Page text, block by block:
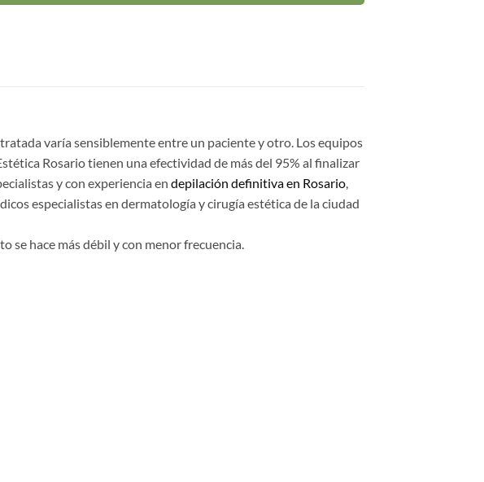
varía sensiblemente entre un paciente y otro. Los equipos
Rosario tienen una efectividad de más del 95% al finalizar
y con experiencia en depilación definitiva en Rosario,
especialistas en dermatología y cirugía estética de la ciudad
se hace más débil y con menor frecuencia.